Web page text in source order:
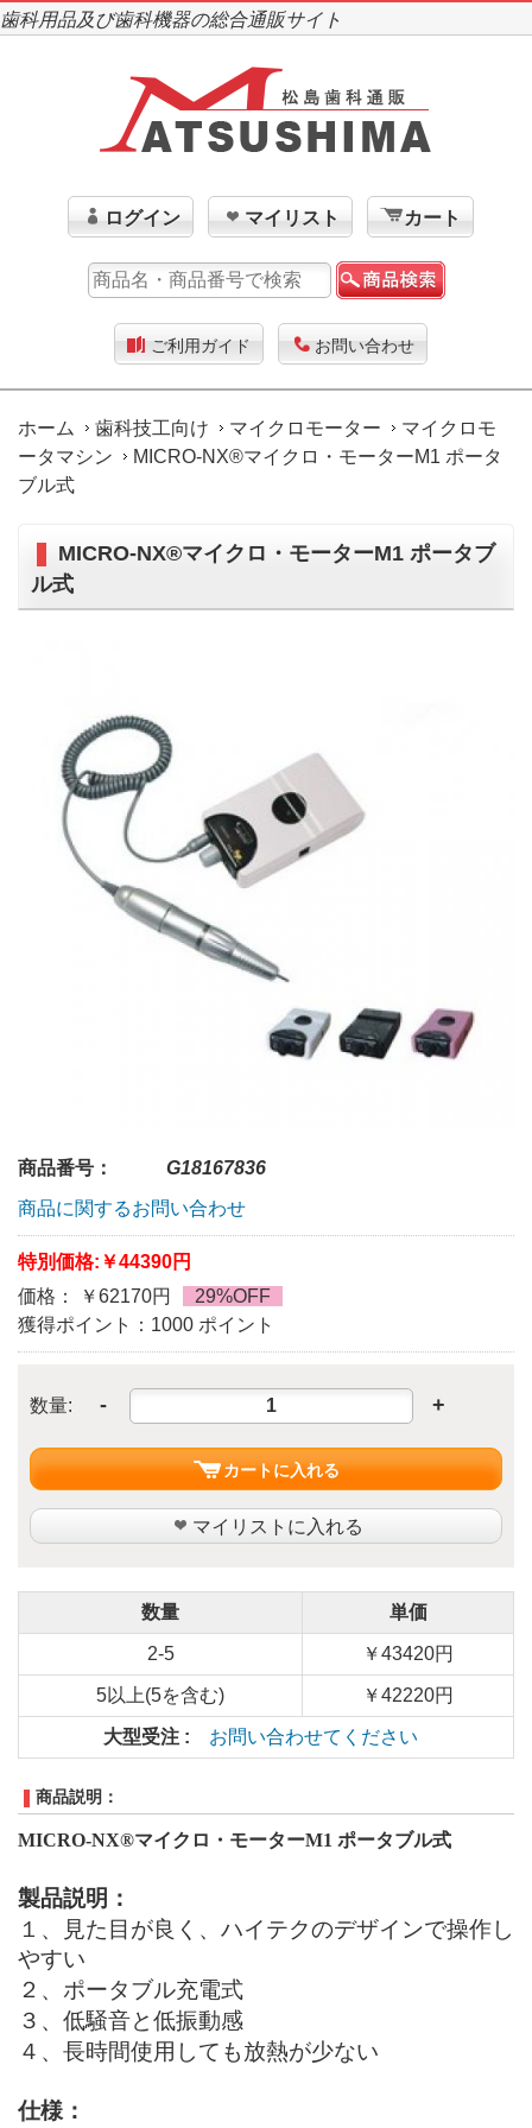
歯科用品及び歯科機器の総合通販サイト
ログイン マイリスト カート
ご利用ガイド お問い合わせ
ホーム 歯科技工向け マイクロモーター
マイクロモ
ータマシン
MICRO-NX®マイクロ・モーターM1 ポータ
ブル式
MICRO-NX®マイクロ・モーターM1 ポータブ
ル式
商品番号：
G18167836
商品に関するお問い合わせ
特別価格: ￥44390円
価格： ￥62170円
29%OFF
獲得ポイント：1000 ポイント
数量: - +
カートに入れる
マイリストに入れる
数量 単価
2-5 ￥43420円
5以上(5を含む) ￥42220円
大型受注 : お問い合わせてください
商品説明：
MICRO-NX®マイクロ・モーターM1 ポータブル式
製品説明 ：
１、見た目が良く、ハイテクのデザインで操作し
やすい
２、 ポータブル充電式
３、低騒音と低振動感
４、長時間使用しても放熱が少ない
仕様：